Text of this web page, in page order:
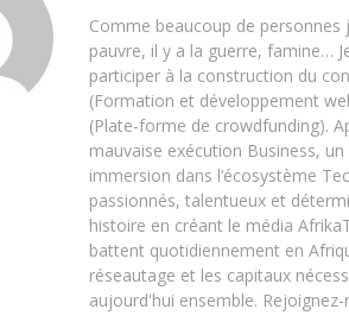
Comme beaucoup de personnes
pauvre, il y a la guerre, famine…
participer à la construction du
(Formation et développement
(Plate-forme de crowdfunding).
mauvaise exécution Business,
immersion dans l’écosystème
passionnés, talentueux et
histoire en créant le média
battent quotidiennement en
réseautage et les capitaux
aujourd'hui ensemble.